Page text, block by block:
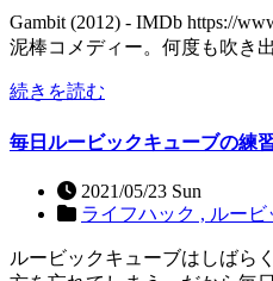
Gambit (2012) - IMDb https://
泥棒コメディー。何度も吹き
続きを読む
毎日ルービックキューブの練
2021/05/23 Sun
ライフハック , ルービ
ルービックキューブはしばら